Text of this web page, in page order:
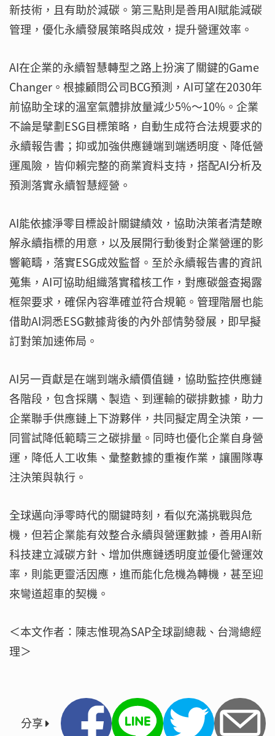
新技術，且有助於減碳。第三點則是善用AI賦能減碳
管理，優化永續發展策略與成效，提升營運效率。
AI在企業的永續智慧轉型之路上扮演了關鍵的Game
Changer。根據顧問公司BCG預測，AI可望在2030年
前協助全球的溫室氣體排放量減少5%～10%。企業
不論是擘劃ESG目標策略，自動生成符合法規要求的
永續報告書；抑或加強供應鏈端到端透明度、降低營
運風險，皆仰賴完整的商業資料支持，搭配AI分析及
預測落實永續智慧經營。
AI能依據淨零目標設計關鍵績效，協助決策者清楚瞭
解永續指標的用意，以及展開行動後對企業營運的影
響範疇，落實ESG成效監督。至於永續報告書的資訊
蒐集，AI可協助組織落實稽核工作，對應碳盤查揭露
框架要求，確保內容準確並符合規範。管理階層也能
借助AI洞悉ESG數據背後的內外部情勢發展，即早擬
訂對策加速佈局。
AI另一貢獻是在端到端永續價值鏈，協助監控供應鏈
各階段，包含採購、製造、到運輸的碳排數據，助力
企業聯手供應鏈上下游夥伴，共同擬定周全決策，一
同嘗試降低範疇三之碳排量。同時也優化企業自身營
運，降低人工收集、彙整數據的重複作業，讓團隊專
注決策與執行。
全球邁向淨零時代的關鍵時刻，看似充滿挑戰與危
機，但若企業能有效整合永續與營運數據，善用AI新
科技建立減碳方針、增加供應鏈透明度並優化營運效
率，則能更靈活因應，進而能化危機為轉機，甚至迎
來彎道超車的契機。
＜本文作者：陳志惟現為SAP全球副總裁、台灣總經
理＞
分享